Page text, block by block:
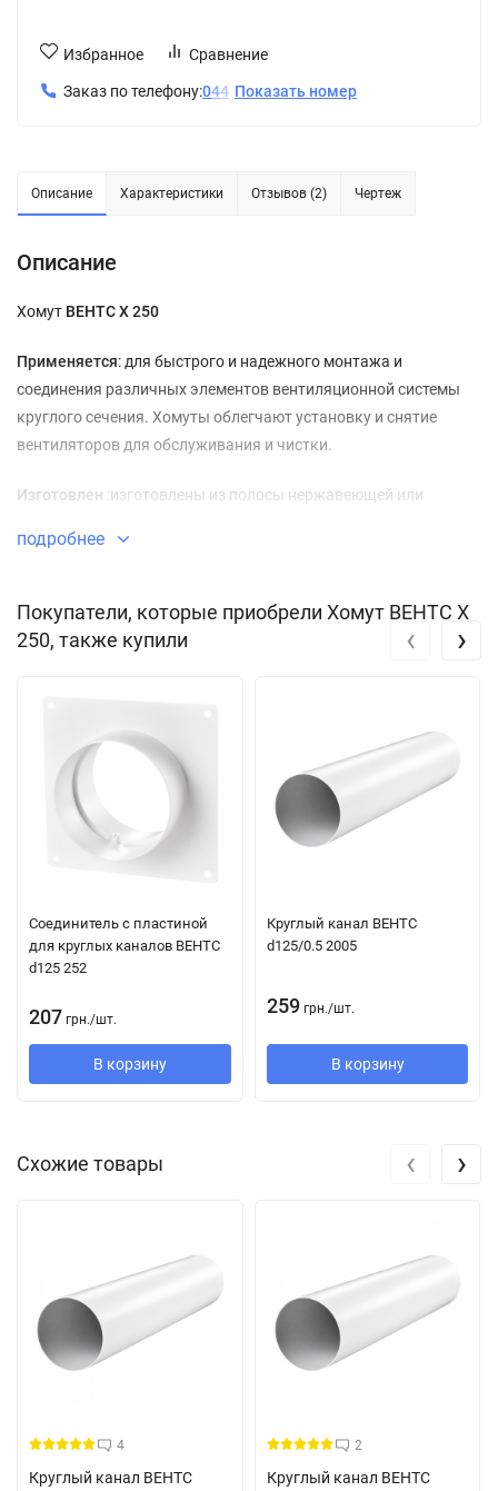
Избранное Сравнение
Заказ по телефону:044 Показать номер
Описание Характеристики Отзывов (2) Чертеж
Описание
Хомут ВЕНТС Х 250
Применяется: для быстрого и надежного монтажа и
соединения различных элементов вентиляционной системы
круглого сечения. Хомуты облегчают установку и снятие
вентиляторов для обслуживания и чистки.
Изготовлен :изготовлены из полосы нержавеющей или
подробнее
Покупатели, которые приобрели Хомут ВЕНТС Х
250, также купили
Соединитель с пластиной
для круглых каналов ВЕНТС
d125 252
207 грн./шт.
В корзину
Круглый канал ВЕНТС
d125/0.5 2005
259 грн./шт.
В корзину
‹ ›
Схожие товары
4
Круглый канал ВЕНТС
2
Круглый канал ВЕНТС
‹ ›